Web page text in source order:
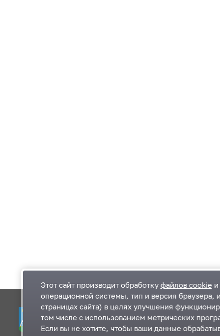
Одинцовский городской округ Московской
области
Этот сайт производит обработку файлов cookie
операционной системы, тип и версия браузера,
страницах сайта) в целях улучшения
том числе с использованием метрических
Если вы не хотите, чтобы ваши данные